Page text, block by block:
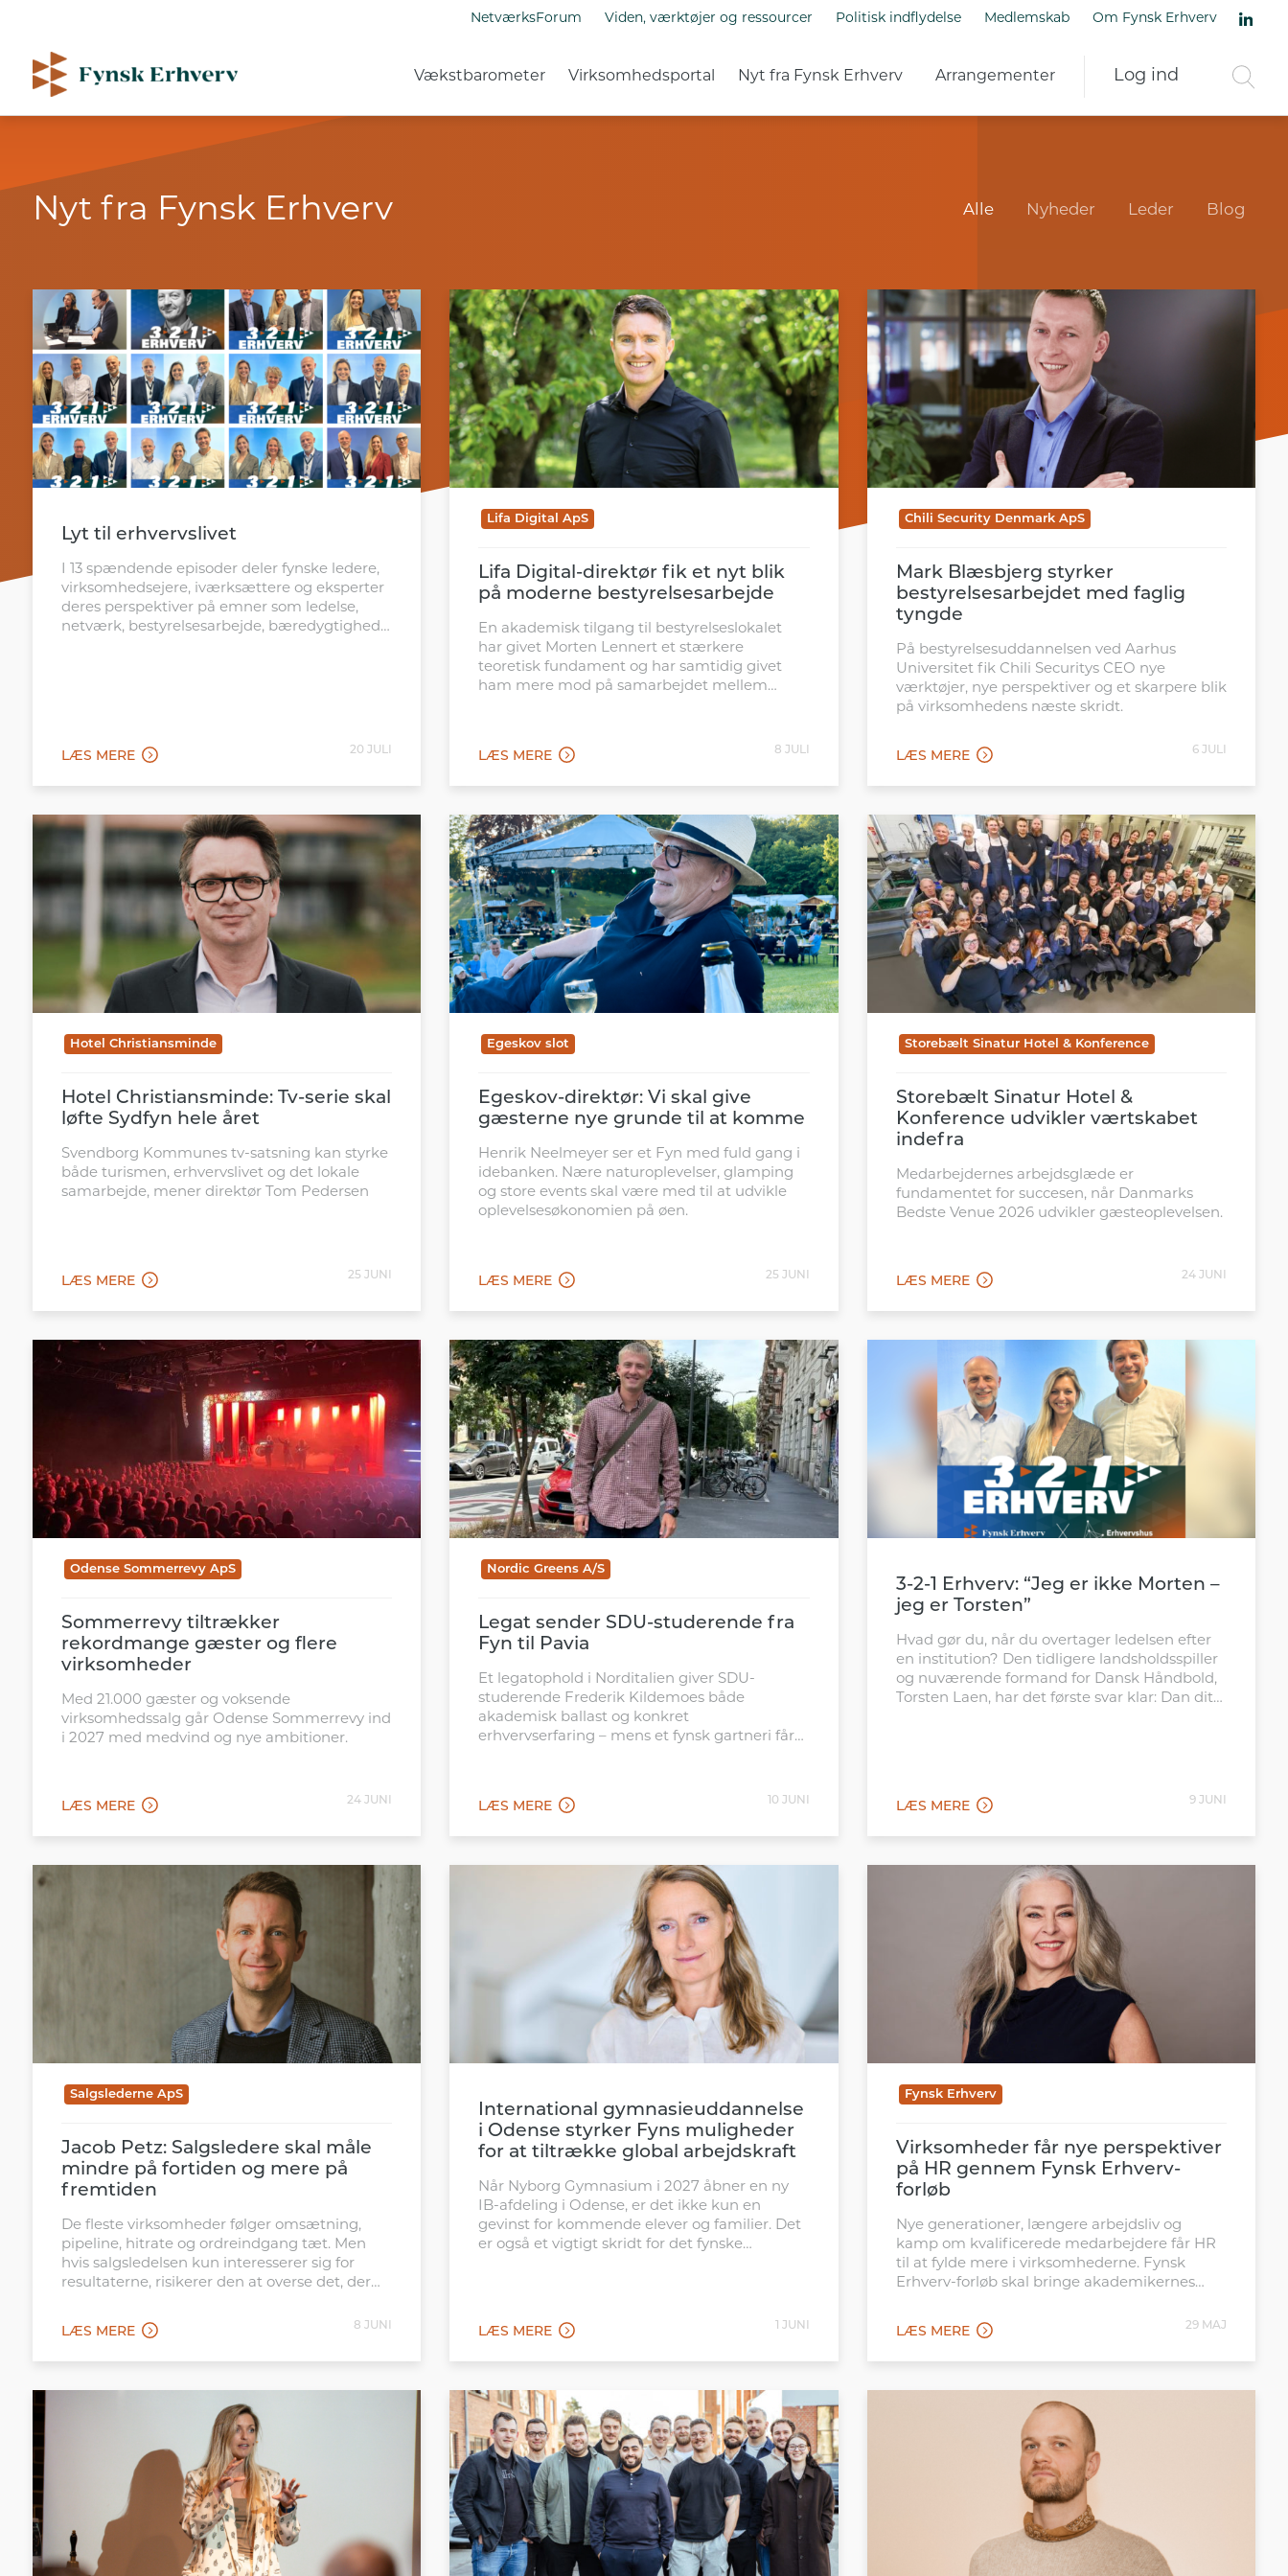
NetværksForum Viden, værktøjer og ressourcer Politisk indflydelse Medlemskab Om Fynsk Erhverv
Vækstbarometer Virksomhedsportal Nyt fra Fynsk Erhverv Arrangementer Log ind
Nyt fra Fynsk Erhverv Alle Nyheder Leder Blog
Lyt til erhvervslivet
I 13 spændende episoder deler fynske ledere,
virksomhedsejere, iværksættere og eksperter
deres perspektiver på emner som ledelse,
netværk, bestyrelsesarbejde, bæredygtighed,
LÆS MERE 20 JULI
Lifa Digital ApS
Lifa Digital-direktør fik et nyt blik
på moderne bestyrelsesarbejde
En akademisk tilgang til bestyrelseslokalet
har givet Morten Lennert et stærkere
teoretisk fundament og har samtidig givet
ham mere mod på samarbejdet mellem
LÆS MERE 8 JULI
Chili Security Denmark ApS
Mark Blæsbjerg styrker
bestyrelsesarbejdet med faglig
tyngde
På bestyrelsesuddannelsen ved Aarhus
Universitet fik Chili Securitys CEO nye
værktøjer, nye perspektiver og et skarpere blik
på virksomhedens næste skridt.
LÆS MERE 6 JULI
Hotel Christiansminde
Hotel Christiansminde: Tv-serie skal
løfte Sydfyn hele året
Svendborg Kommunes tv-satsning kan styrke
både turismen, erhvervslivet og det lokale
samarbejde, mener direktør Tom Pedersen
LÆS MERE 25 JUNI
Egeskov slot
Egeskov-direktør: Vi skal give
gæsterne nye grunde til at komme
Henrik Neelmeyer ser et Fyn med fuld gang i
idebanken. Nære naturoplevelser, glamping
og store events skal være med til at udvikle
oplevelsesøkonomien på øen.
LÆS MERE 25 JUNI
Storebælt Sinatur Hotel & Konference
Storebælt Sinatur Hotel &
Konference udvikler værtskabet
indefra
Medarbejdernes arbejdsglæde er
fundamentet for succesen, når Danmarks
Bedste Venue 2026 udvikler gæsteoplevelsen.
LÆS MERE 24 JUNI
Odense Sommerrevy ApS
Sommerrevy tiltrækker
rekordmange gæster og flere
virksomheder
Med 21.000 gæster og voksende
virksomhedssalg går Odense Sommerrevy ind
i 2027 med medvind og nye ambitioner.
LÆS MERE 24 JUNI
Nordic Greens A/S
Legat sender SDU-studerende fra
Fyn til Pavia
Et legatophold i Norditalien giver SDU-
studerende Frederik Kildemoes både
akademisk ballast og konkret
erhvervserfaring – mens et fynsk gartneri får
LÆS MERE 10 JUNI
3-2-1 Erhverv: “Jeg er ikke Morten –
jeg er Torsten”
Hvad gør du, når du overtager ledelsen efter
en institution? Den tidligere landsholdsspiller
og nuværende formand for Dansk Håndbold,
Torsten Laen, har det første svar klar: Dan dit
LÆS MERE 9 JUNI
Salgslederne ApS
Jacob Petz: Salgsledere skal måle
mindre på fortiden og mere på
fremtiden
De fleste virksomheder følger omsætning,
pipeline, hitrate og ordreindgang tæt. Men
hvis salgsledelsen kun interesserer sig for
resultaterne, risikerer den at overse det, der
LÆS MERE 8 JUNI
International gymnasieuddannelse
i Odense styrker Fyns muligheder
for at tiltrække global arbejdskraft
Når Nyborg Gymnasium i 2027 åbner en ny
IB-afdeling i Odense, er det ikke kun en
gevinst for kommende elever og familier. Det
er også et vigtigt skridt for det fynske
Banegård, hvilket gør tilbuddet let
tilgængeligt for […]
LÆS MERE 1 JUNI
Fynsk Erhverv
Virksomheder får nye perspektiver
på HR gennem Fynsk Erhverv-
forløb
Nye generationer, længere arbejdsliv og
kamp om kvalificerede medarbejdere får HR
til at fylde mere i virksomhederne. Fynsk
Erhverv-forløb skal bringe akademikernes
LÆS MERE 29 MAJ